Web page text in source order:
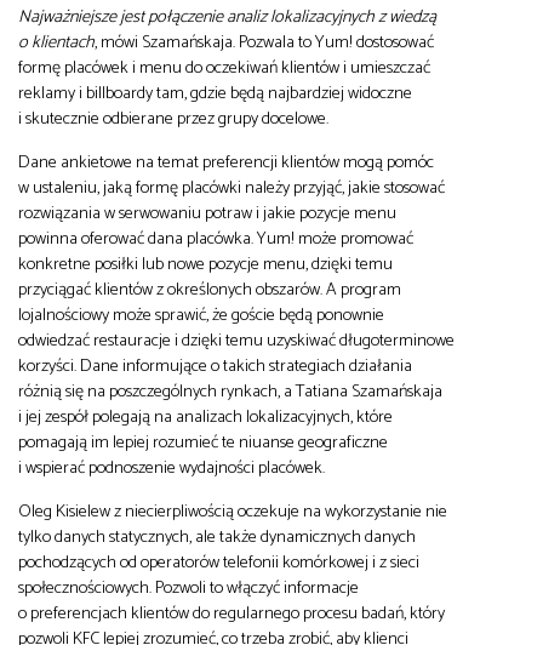
Najważniejsze jest połączenie analiz lokalizacyjnych z wiedzą
o klientach, mówi Szamańskaja. Pozwala to Yum! dostosować
formę placówek i menu do oczekiwań klientów i umieszczać
reklamy i billboardy tam, gdzie będą najbardziej widoczne
i skutecznie odbierane przez grupy docelowe.
Dane ankietowe na temat preferencji klientów mogą pomóc
w ustaleniu, jaką formę placówki należy przyjąć, jakie stosować
rozwiązania w serwowaniu potraw i jakie pozycje menu
powinna oferować dana placówka. Yum! może promować
konkretne posiłki lub nowe pozycje menu, dzięki temu
przyciągać klientów z określonych obszarów. A program
lojalnościowy może sprawić, że goście będą ponownie
odwiedzać restauracje i dzięki temu uzyskiwać długoterminowe
korzyści. Dane informujące o takich strategiach działania
różnią się na poszczególnych rynkach, a Tatiana Szamańskaja
i jej zespół polegają na analizach lokalizacyjnych, które
pomagają im lepiej rozumieć te niuanse geograficzne
i wspierać podnoszenie wydajności placówek.
Oleg Kisielew z niecierpliwością oczekuje na wykorzystanie nie
tylko danych statycznych, ale także dynamicznych danych
pochodzących od operatorów telefonii komórkowej i z sieci
społecznościowych. Pozwoli to włączyć informacje
o preferencjach klientów do regularnego procesu badań, który
pozwoli KFC lepiej zrozumieć, co trzeba zrobić, aby klienci